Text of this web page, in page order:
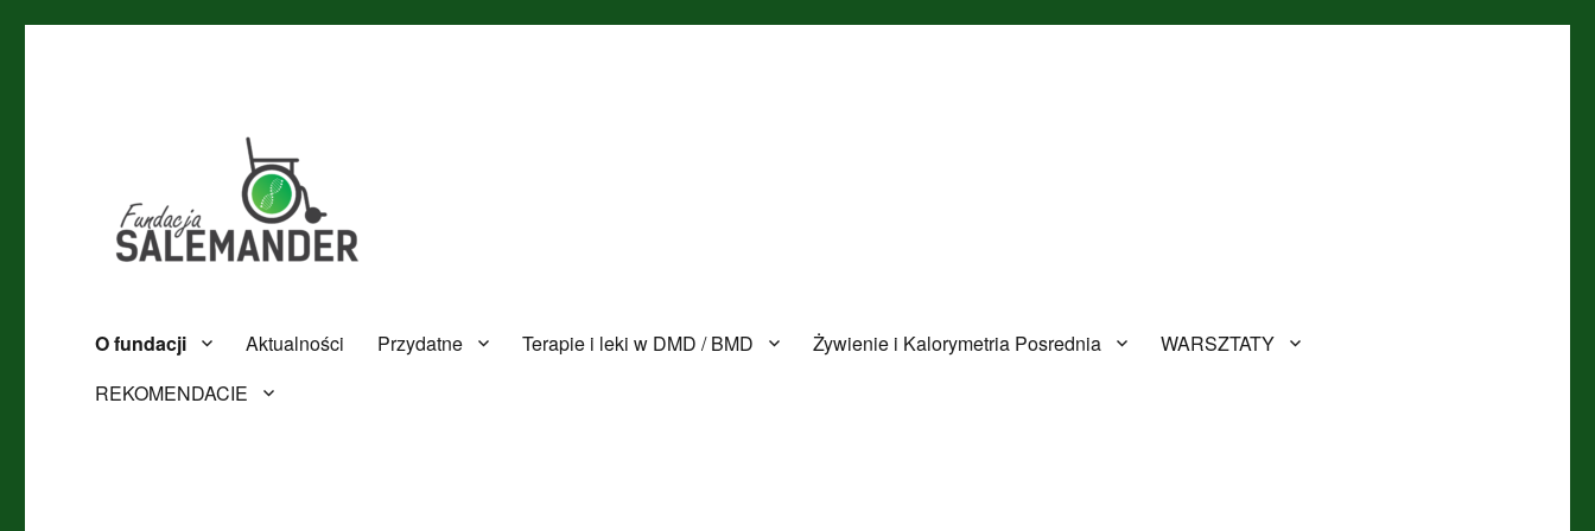
O fundacji Aktualności Przydatne Terapie i leki w DMD / BMD Żywienie i Kalorymetria Posrednia
WARSZTATY
REKOMENDACIE